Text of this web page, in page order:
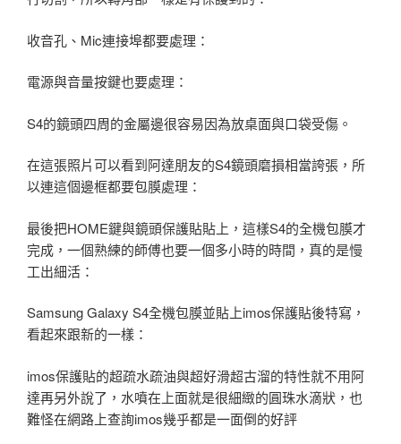
收音孔、Mic連接埠都要處理：
電源與音量按鍵也要處理：
S4的鏡頭四周的金屬邊很容易因為放桌面與口袋受傷。
在這張照片可以看到阿達朋友的S4鏡頭磨損相當誇張，所
以連這個邊框都要包膜處理：
最後把HOME鍵與鏡頭保護貼貼上，這樣S4的全機包膜才
完成，一個熟練的師傅也要一個多小時的時間，真的是慢
工出細活：
Samsung Galaxy S4全機包膜並貼上imos保護貼後特寫，
看起來跟新的一樣：
imos保護貼的超疏水疏油與超好滑超古溜的特性就不用阿
達再另外說了，水噴在上面就是很細緻的圓珠水滴狀，也
難怪在網路上查詢imos幾乎都是一面倒的好評